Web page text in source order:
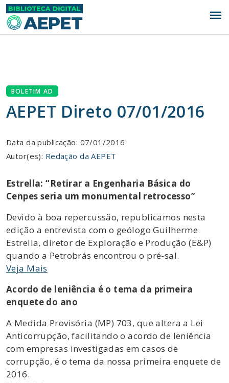
menu
BOLETIM AD
AEPET Direto 07/01/2016
Data da publicação: 07/01/2016
Autor(es): Redação da AEPET
Estrella: “Retirar a Engenharia Básica do
Cenpes seria um monumental retrocesso”
Devido à boa repercussão, republicamos nesta
edição a entrevista com o geólogo Guilherme
Estrella, diretor de Exploração e Produção (E&P)
quando a Petrobrás encontrou o pré-sal.
Veja Mais
Acordo de leniência é o tema da primeira
enquete do ano
A Medida Provisória (MP) 703, que altera a Lei
Anticorrupção, facilitando o acordo de leniência
com empresas investigadas em casos de
corrupção, é o tema da nossa primeira enquete de
2016.